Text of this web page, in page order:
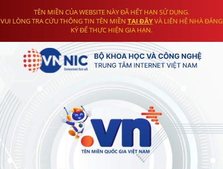
TÊN MIỀN CỦA WEBSITE NÀY ĐÃ HẾT HẠN SỬ DỤNG.
VUI LÒNG TRA CỨU THÔNG TIN TÊN MIỀN TẠI ĐÂYVÀ LIÊN HỆ NHÀ ĐĂNG
KÝ ĐỂ THỰC HIỆN GIA HẠN.